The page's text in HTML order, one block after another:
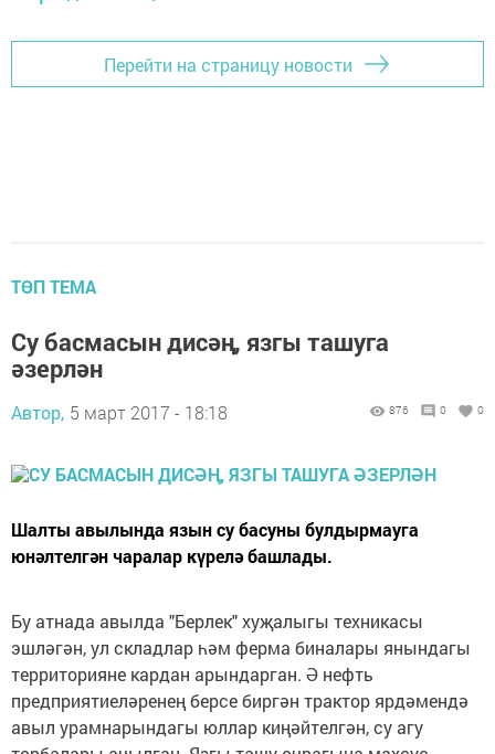
Перейти на страницу новости
ТӨП ТЕМА
Су басмасын дисәң, язгы ташуга
әзерлән
Автор, 5 март 2017 - 18:18 876 0 0
Шалты авылында язын су басуны булдырмауга
юнәлтелгән чаралар күрелә башлады.
Бу атнада авылда "Берлек" хуҗалыгы техникасы
эшләгән, ул складлар һәм ферма биналары янындагы
территорияне кардан арындарган. Ә нефть
предприятиеләренең берсе биргән трактор ярдәмендә
авыл урамнарындагы юллар киңәйтелгән, су агу